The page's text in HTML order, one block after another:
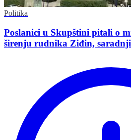
Politika
Poslanici u Skupštini pitali o
širenju rudnika Ziđin, saradnji